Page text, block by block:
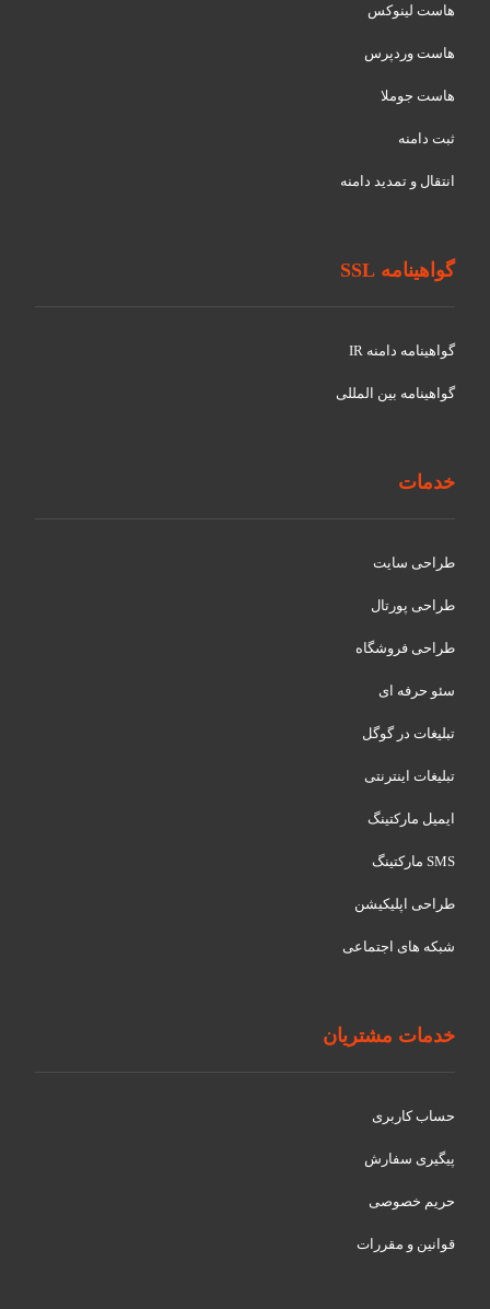
هاست لینوکس
هاست وردپرس
هاست جوملا
ثبت دامنه
انتقال و تمدید دامنه
گواهینامه SSL
گواهينامه دامنه IR
گواهينامه بین المللی
خدمات
طراحی سایت
طراحی پورتال
طراحی فروشگاه
سئو حرفه ای
تبلیغات در گوگل
تبلیغات اینترنتی
ایمیل مارکتینگ
SMS مارکتینگ
طراحی اپلیکیشن
شبکه های اجتماعی
خدمات مشتریان
حساب کاربری
پیگیری سفارش
حریم خصوصی
قوانین و مقررات